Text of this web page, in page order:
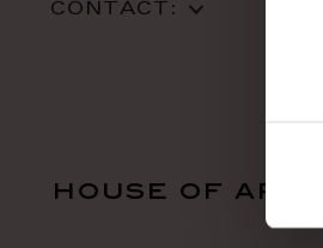
CONTACT:
house of art